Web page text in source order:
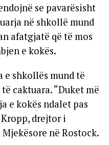
se pavarësisht
në shkollë mund
afatgjatë që të mos
e kokës.
e shkollës mund të
caktuara. “Duket më
e kokës ndalet pas
drejtor i
në Rostock.